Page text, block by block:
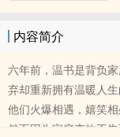
内容简介
六年前，温书是背负
弃却重新拥有温暖人生
他们火爆相遇，嬉笑相
然而因为家庭变故不